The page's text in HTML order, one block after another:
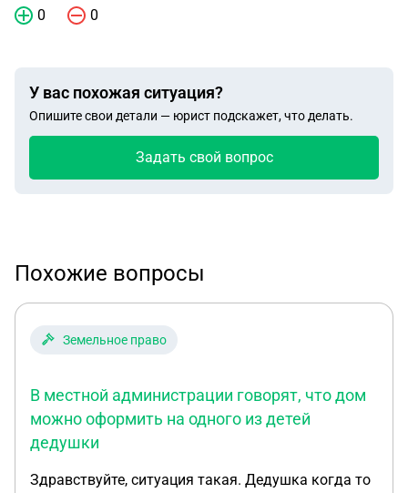
0 0
У вас похожая ситуация?
Опишите свои детали — юрист подскажет, что делать.
Задать свой вопрос
Похожие вопросы
Земельное право
В местной администрации говорят, что дом
можно оформить на одного из детей
дедушки
Здравствуйте, ситуация такая. Дедушка когда то